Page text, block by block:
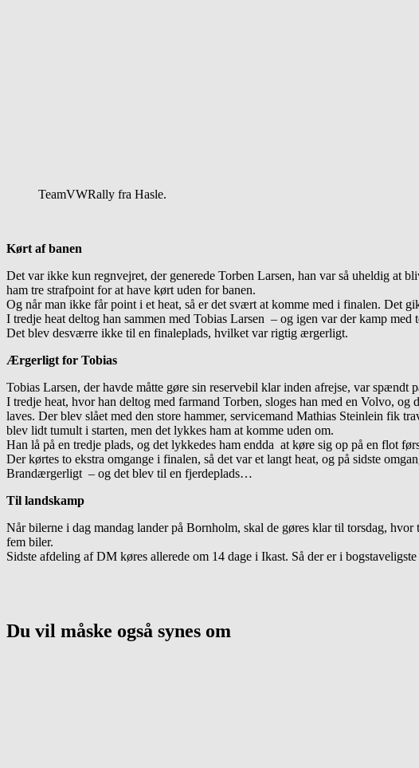
TeamVWRally fra Hasle.
Kørt af banen
Det var ikke kun regnvejret, der generede Torben Larsen, han var så uheldig at
ham tre strafpoint for at have kørt uden for banen.
Og når man ikke får point i et heat, så er det svært at komme med i finalen. Det
I tredje heat deltog han sammen med Tobias Larsen – og igen var der kamp med
Det blev desværre ikke til en finaleplads, hvilket var rigtig ærgerligt.
Ærgerligt for Tobias
Tobias Larsen, der havde måtte gøre sin reservebil klar inden afrejse, var
I tredje heat, hvor han deltog med farmand Torben, sloges han med en Volvo,
laves. Der blev slået med den store hammer, servicemand Mathias Steinlein fik
blev lidt tumult i starten, men det lykkes ham at komme uden om.
Han lå på en tredje plads, og det lykkedes ham endda at køre sig op på en flot
Der kørtes to ekstra omgange i finalen, så det var et langt heat, og på sidste
Brandærgerligt – og det blev til en fjerdeplads…
Til landskamp
Når bilerne i dag mandag lander på Bornholm, skal de gøres klar til torsdag,
fem biler.
Sidste afdeling af DM køres allerede om 14 dage i Ikast. Så der er i
Du vil måske også synes om